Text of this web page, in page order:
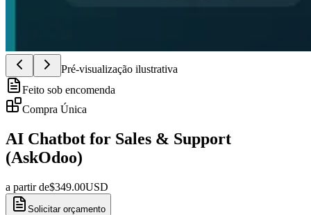
Pré-visualização ilustrativa
Feito sob encomenda
Compra Única
AI Chatbot for Sales & Support
(AskOdoo)
a partir de$349.00USD
Solicitar orçamento